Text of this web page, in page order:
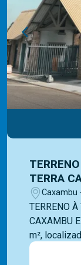
TERRA
Caxambu
TERRENO
CAXAMBU EM
m²,
condomínio. O Terra do Caxambu oferece portaria